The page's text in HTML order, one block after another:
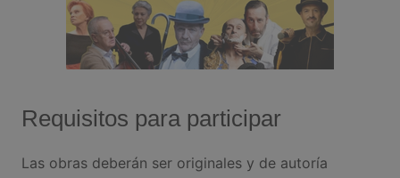
Requisitos para participar
Las obras deberán ser originales y de autoría